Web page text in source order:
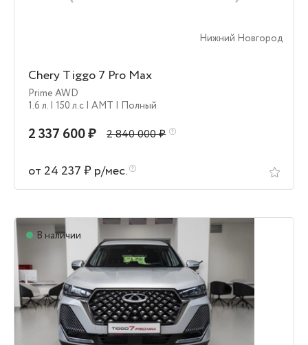
Нижний Новгород
Chery Tiggo 7 Pro Max
Prime AWD
1.6 л. | 150 л.c | AMT | Полный
2 337 600 ₽ 2 840 000 ₽
от 24 237 ₽ р/мес.
В наличии